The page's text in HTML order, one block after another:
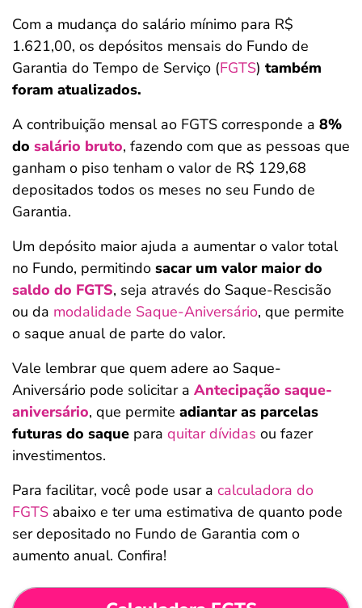
Com a mudança do salário mínimo para R$
1.621,00, os depósitos mensais do Fundo de
Garantia do Tempo de Serviço (FGTS) também
foram atualizados.
A contribuição mensal ao FGTS corresponde a 8%
do salário bruto, fazendo com que as pessoas que
ganham o piso tenham o valor de R$ 129,68
depositados todos os meses no seu Fundo de
Garantia.
Um depósito maior ajuda a aumentar o valor total
no Fundo, permitindo sacar um valor maior do
saldo do FGTS, seja através do Saque-Rescisão
ou da modalidade Saque-Aniversário, que permite
o saque anual de parte do valor.
Vale lembrar que quem adere ao Saque-
Aniversário pode solicitar a Antecipação saque-
aniversário, que permite adiantar as parcelas
futuras do saque para quitar dívidas ou fazer
investimentos.
Para facilitar, você pode usar a calculadora do
FGTS abaixo e ter uma estimativa de quanto pode
ser depositado no Fundo de Garantia com o
aumento anual. Confira!